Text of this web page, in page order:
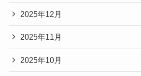
2025年12月
2025年11月
2025年10月